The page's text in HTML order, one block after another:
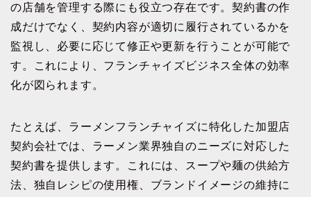
の店舗を管理する際にも役立つ存在です。契約書の作
成だけでなく、契約内容が適切に履行されているかを
監視し、必要に応じて修正や更新を行うことが可能で
す。これにより、フランチャイズビジネス全体の効率
化が図られます。
たとえば、ラーメンフランチャイズに特化した加盟店
契約会社では、ラーメン業界独自のニーズに対応した
契約書を提供します。これには、スープや麺の供給方
法、独自レシピの使用権、ブランドイメージの維持に